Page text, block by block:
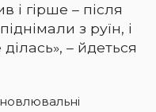
і гірше – після
з руїн, і
– йдеться